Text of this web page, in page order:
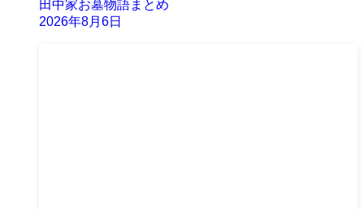
田中家お墓物語まとめ
2026年8月6日